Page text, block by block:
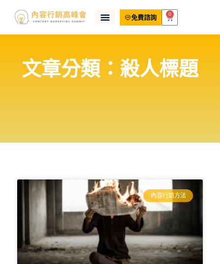
免費諮詢 0
文章分類：殺人標題
內容行銷方法